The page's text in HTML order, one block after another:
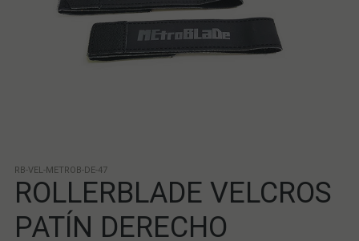
RB-VEL-METROB-DE-47
ROLLERBLADE VELCROS
PATÍN DERECHO